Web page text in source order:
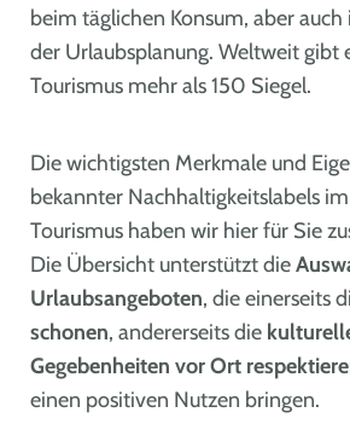
beim täglichen Konsum, aber
der Urlaubsplanung. Weltweit gibt
Tourismus mehr als 150 Siegel.
Die wichtigsten Merkmale und
bekannter Nachhaltigkeitslabels
Tourismus haben wir hier für Sie
Die Übersicht unterstützt die
Urlaubsangeboten, die einerseits
schonen, andererseits die
Gegebenheiten vor Ort
einen positiven Nutzen bringen.